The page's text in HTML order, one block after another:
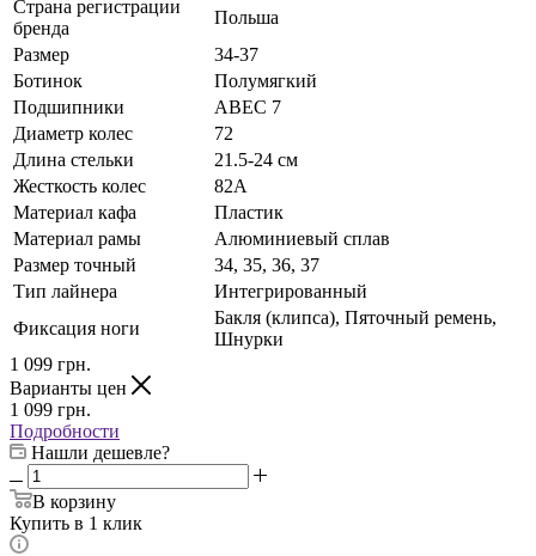
Страна регистрации
бренда
Польша
Размер
34-37
Ботинок
Полумягкий
Подшипники
ABEC 7
Диаметр колес
72
Длина стельки
21.5-24 см
Жесткость колес
82А
Материал кафа
Пластик
Материал рамы
Алюминиевый сплав
Размер точный
34, 35, 36, 37
Тип лайнера
Интегрированный
Фиксация ноги
Бакля (клипса), Пяточный ремень,
Шнурки
1 099 грн.
Варианты цен
1 099 грн.
Подробности
Нашли дешевле?
В корзину
Купить в 1 клик